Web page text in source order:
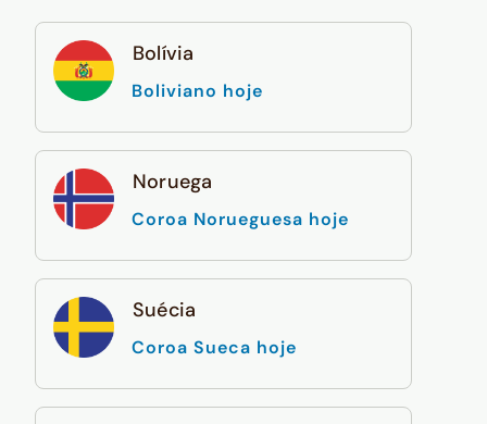
Bolívia
Boliviano hoje
Noruega
Coroa Norueguesa hoje
Suécia
Coroa Sueca hoje